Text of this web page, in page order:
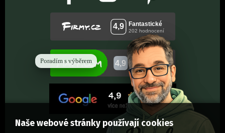
Poradím s výběrem
Naše webové stránky používají cookies